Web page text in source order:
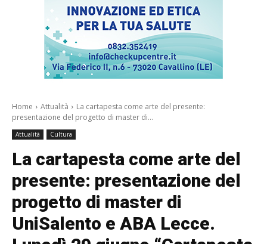
Home Attualità
La cartapesta come arte del presente:
presentazione del progetto di master di...
Attualità Cultura
La cartapesta come arte del
presente: presentazione del
progetto di master di
UniSalento e ABA Lecce.